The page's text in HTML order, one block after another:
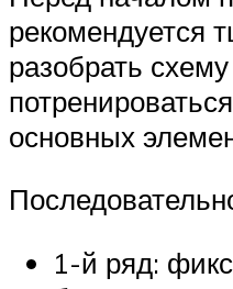
рекомендуется
разобрать
основных
1-й ряд: